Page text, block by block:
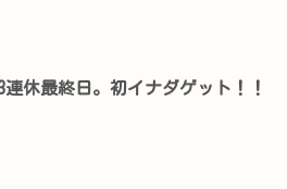
連休最終日。初イナダゲット！！